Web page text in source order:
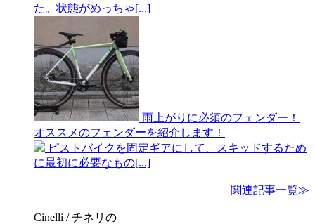
た。状態がめっちゃ[...]
雨上がりに必須のフェンダー！
オススメのフェンダーを紹介します！
ピストバイクを固定ギアにして、スキッドするため
に最初に必要なもの[...]
関連記事一覧≫
Cinelli / チネリの